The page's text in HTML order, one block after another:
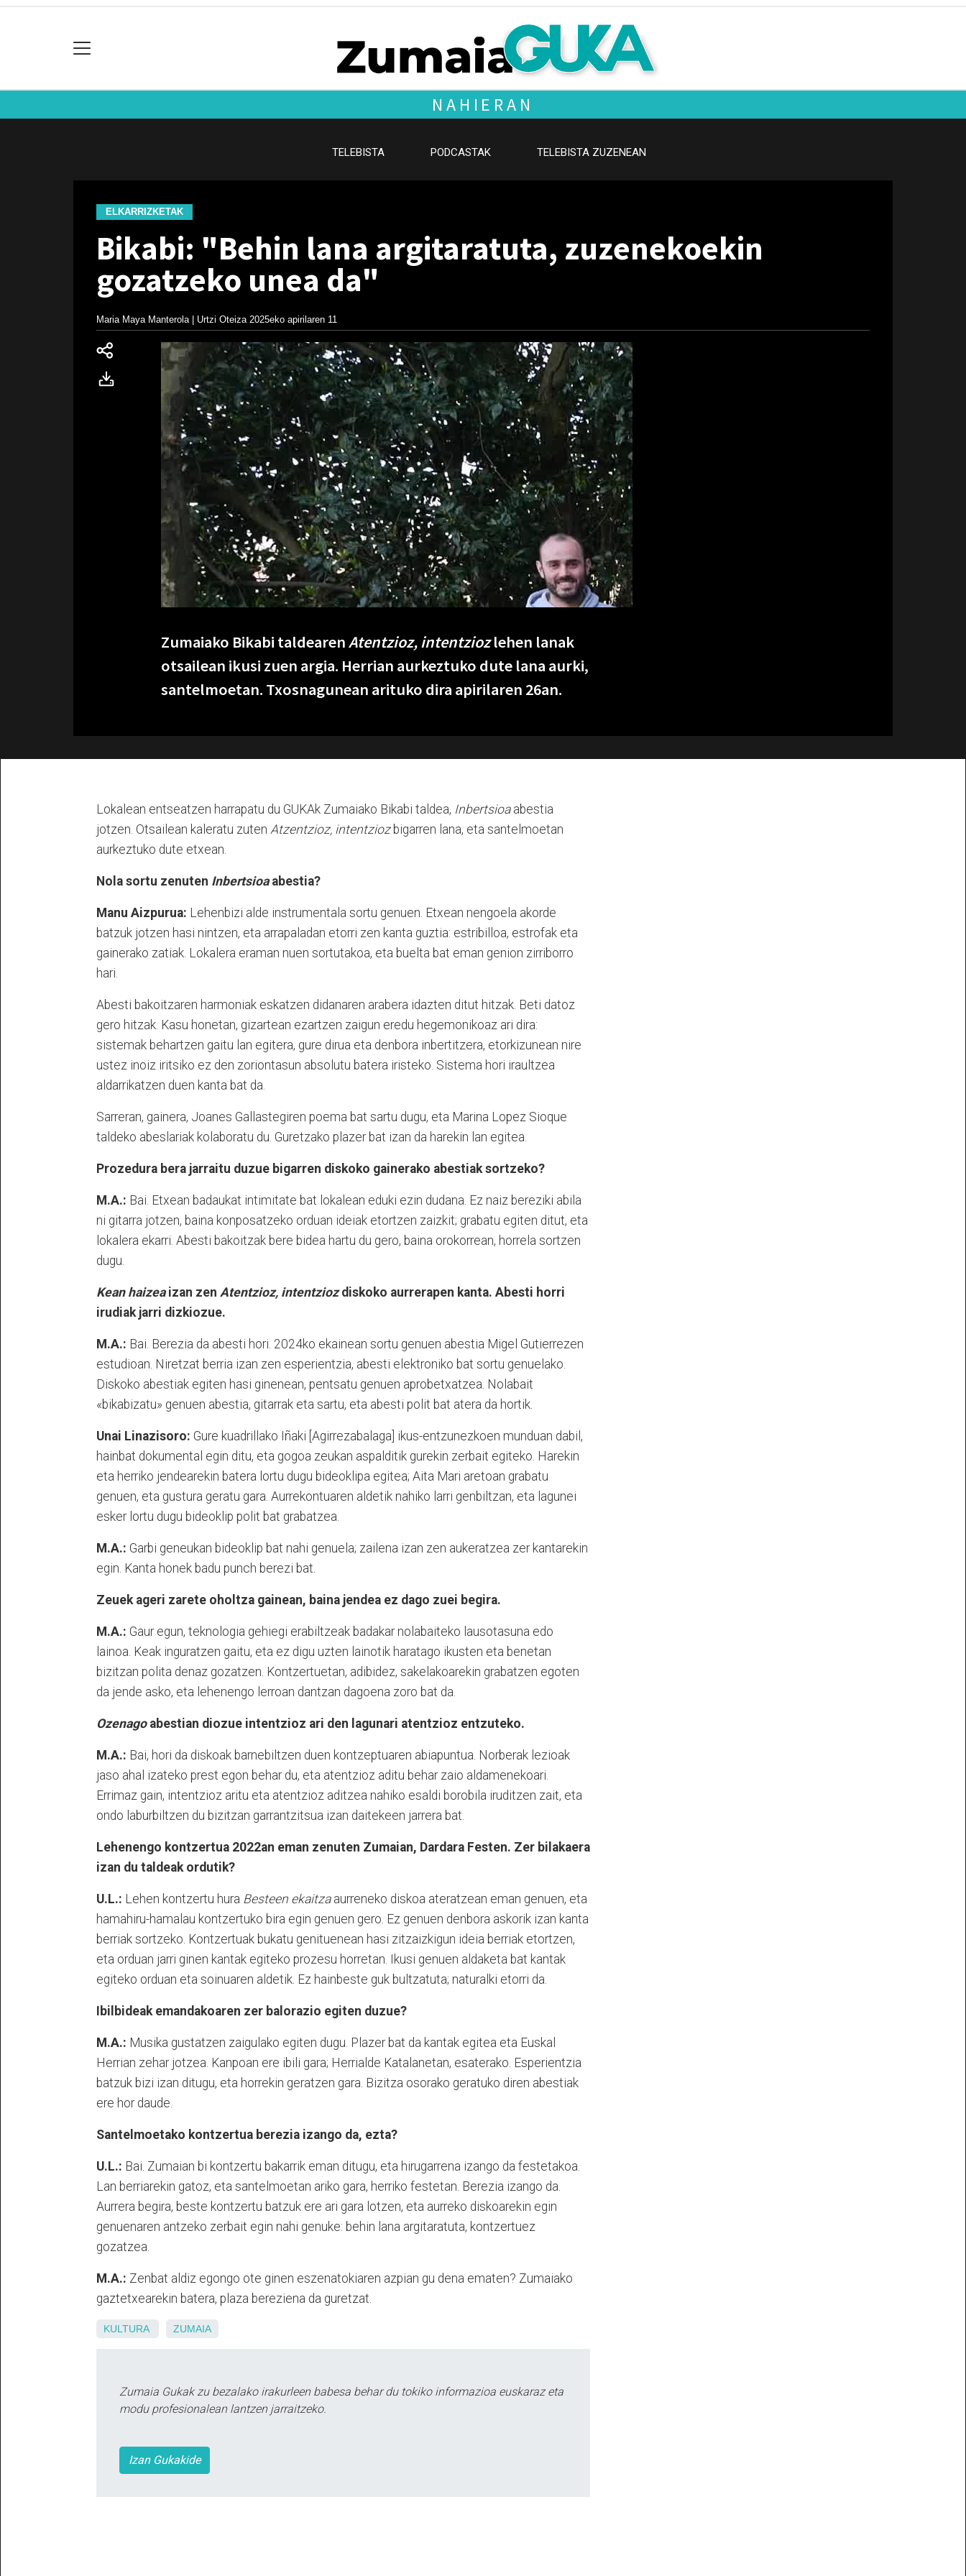
NAHIERAN
TELEBISTA PODCASTAK TELEBISTA ZUZENEAN
ELKARRIZKETAK
Bikabi: "Behin lana argitaratuta, zuzenekoekin
gozatzeko unea da"
Maria Maya Manterola | Urtzi Oteiza 2025eko apirilaren 11
Zumaiako Bikabi taldearenAtentzioz, intentziozlehen lanak
otsailean ikusi zuen argia. Herrian aurkeztuko dute lana aurki,
santelmoetan. Txosnagunean arituko dira apirilaren 26an.
Lokalean entseatzen harrapatu du GUKAk Zumaiako Bikabi taldea, Inbertsioaabestia
jotzen. Otsailean kaleratu zuten Atzentzioz, intentziozbigarren lana, eta santelmoetan
aurkeztuko dute etxean.
Nola sortu zenuten Inbertsioaabestia?
Manu Aizpurua: Lehenbizi alde instrumentala sortu genuen. Etxean nengoela akorde
batzuk jotzen hasi nintzen, eta arrapaladan etorri zen kanta guztia: estribilloa, estrofak eta
gainerako zatiak. Lokalera eraman nuen sortutakoa, eta buelta bat eman genion zirriborro
hari.
Abesti bakoitzaren harmoniak eskatzen didanaren arabera idazten ditut hitzak. Beti datoz
gero hitzak. Kasu honetan, gizartean ezartzen zaigun eredu hegemonikoaz ari dira:
sistemak behartzen gaitu lan egitera, gure dirua eta denbora inbertitzera, etorkizunean nire
ustez inoiz iritsiko ez den zoriontasun absolutu batera iristeko. Sistema hori iraultzea
aldarrikatzen duen kanta bat da.
Sarreran, gainera, Joanes Gallastegiren poema bat sartu dugu, eta Marina Lopez Sioque
taldeko abeslariak kolaboratu du. Guretzako plazer bat izan da harekin lan egitea.
Prozedura bera jarraitu duzue bigarren diskoko gainerako abestiak sortzeko?
M.A.: Bai. Etxean badaukat intimitate bat lokalean eduki ezin dudana. Ez naiz bereziki abila
ni gitarra jotzen, baina konposatzeko orduan ideiak etortzen zaizkit; grabatu egiten ditut, eta
lokalera ekarri. Abesti bakoitzak bere bidea hartu du gero, baina orokorrean, horrela sortzen
dugu.
Kean haizeaizan zen Atentzioz, intentziozdiskoko aurrerapen kanta. Abesti horri
irudiak jarri dizkiozue.
M.A.: Bai. Berezia da abesti hori. 2024ko ekainean sortu genuen abestia Migel Gutierrezen
estudioan. Niretzat berria izan zen esperientzia, abesti elektroniko bat sortu genuelako.
Diskoko abestiak egiten hasi ginenean, pentsatu genuen aprobetxatzea. Nolabait
«bikabizatu» genuen abestia, gitarrak eta sartu, eta abesti polit bat atera da hortik.
Unai Linazisoro: Gure kuadrillako Iñaki [Agirrezabalaga] ikus-entzunezkoen munduan dabil,
hainbat dokumental egin ditu, eta gogoa zeukan aspalditik gurekin zerbait egiteko. Harekin
eta herriko jendearekin batera lortu dugu bideoklipa egitea; Aita Mari aretoan grabatu
genuen, eta gustura geratu gara. Aurrekontuaren aldetik nahiko larri genbiltzan, eta lagunei
esker lortu dugu bideoklip polit bat grabatzea.
M.A.: Garbi geneukan bideoklip bat nahi genuela; zailena izan zen aukeratzea zer kantarekin
egin. Kanta honek badu punch berezi bat.
Zeuek ageri zarete oholtza gainean, baina jendea ez dago zuei begira.
M.A.: Gaur egun, teknologia gehiegi erabiltzeak badakar nolabaiteko lausotasuna edo
lainoa. Keak inguratzen gaitu, eta ez digu uzten lainotik haratago ikusten eta benetan
bizitzan polita denaz gozatzen. Kontzertuetan, adibidez, sakelakoarekin grabatzen egoten
da jende asko, eta lehenengo lerroan dantzan dagoena zoro bat da.
Ozenagoabestian diozue intentzioz ari den lagunari atentzioz entzuteko.
M.A.: Bai, hori da diskoak barnebiltzen duen kontzeptuaren abiapuntua. Norberak lezioak
jaso ahal izateko prest egon behar du, eta atentzioz aditu behar zaio aldamenekoari.
Errimaz gain, intentzioz aritu eta atentzioz aditzea nahiko esaldi borobila iruditzen zait, eta
ondo laburbiltzen du bizitzan garrantzitsua izan daitekeen jarrera bat.
Lehenengo kontzertua 2022an eman zenuten Zumaian, Dardara Festen. Zer bilakaera
izan du taldeak ordutik?
U.L.: Lehen kontzertu hura Besteen ekaitzaaurreneko diskoa ateratzean eman genuen, eta
hamahiru-hamalau kontzertuko bira egin genuen gero. Ez genuen denbora askorik izan kanta
berriak sortzeko. Kontzertuak bukatu genituenean hasi zitzaizkigun ideia berriak etortzen,
eta orduan jarri ginen kantak egiteko prozesu horretan. Ikusi genuen aldaketa bat kantak
egiteko orduan eta soinuaren aldetik. Ez hainbeste guk bultzatuta; naturalki etorri da.
Ibilbideak emandakoaren zer balorazio egiten duzue?
M.A.: Musika gustatzen zaigulako egiten dugu. Plazer bat da kantak egitea eta Euskal
Herrian zehar jotzea. Kanpoan ere ibili gara; Herrialde Katalanetan, esaterako. Esperientzia
batzuk bizi izan ditugu, eta horrekin geratzen gara. Bizitza osorako geratuko diren abestiak
ere hor daude.
Santelmoetako kontzertua berezia izango da, ezta?
U.L.: Bai. Zumaian bi kontzertu bakarrik eman ditugu, eta hirugarrena izango da festetakoa.
Lan berriarekin gatoz, eta santelmoetan ariko gara, herriko festetan. Berezia izango da.
Aurrera begira, beste kontzertu batzuk ere ari gara lotzen, eta aurreko diskoarekin egin
genuenaren antzeko zerbait egin nahi genuke: behin lana argitaratuta, kontzertuez
gozatzea.
M.A.: Zenbat aldiz egongo ote ginen eszenatokiaren azpian gu dena ematen? Zumaiako
gaztetxearekin batera, plaza bereziena da guretzat.
KULTURA ZUMAIA
Zumaia Gukak zu bezalako irakurleen babesa behar du tokiko informazioa euskaraz eta
modu profesionalean lantzen jarraitzeko.
Izan Gukakide